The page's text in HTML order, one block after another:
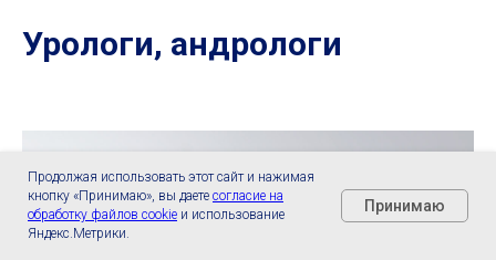
Главная Услуги
Урологи, андрологи
Продолжая использовать этот сайт и нажимая
кнопку «Принимаю», вы даете согласие на
обработку файлов cookie и использование
Яндекс.Метрики.
Принимаю